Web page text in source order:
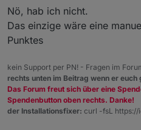
(z.B. Tabelle aller
entsprechender Feld-
Nö, hab ich nicht.
Das einzige wäre eine
Punktes
kein Support per PN! - Fragen im
rechts unten im Beitrag wenn er euch
Das Forum freut sich über eine
Spendenbutton oben rechts. Danke!
der Installationsfixer: curl -fsL https://